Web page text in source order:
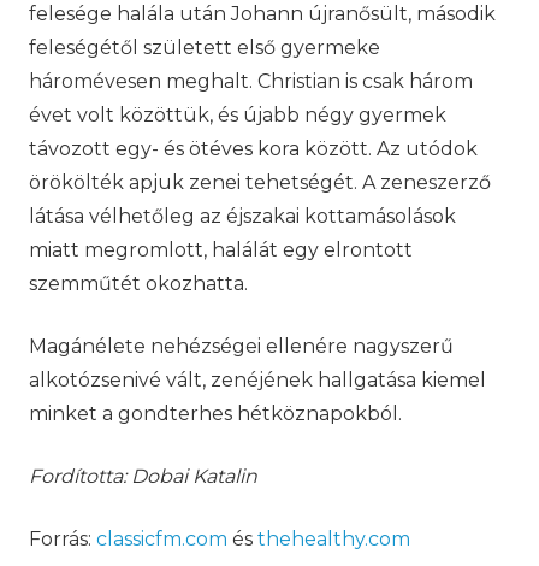
felesége halála után Johann újranősült, második
feleségétől született első gyermeke
háromévesen meghalt. Christian is csak három
évet volt közöttük, és újabb négy gyermek
távozott egy- és ötéves kora között. Az utódok
örökölték apjuk zenei tehetségét. A zeneszerző
látása vélhetőleg az éjszakai kottamásolások
miatt megromlott, halálát egy elrontott
szemműtét okozhatta.
Magánélete nehézségei ellenére nagyszerű
alkotózsenivé vált, zenéjének hallgatása kiemel
minket a gondterhes hétköznapokból.
Fordította: Dobai Katalin
Forrás: classicfm.com és thehealthy.com